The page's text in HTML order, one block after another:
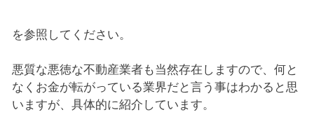
を参照してください。
悪質な悪徳な不動産業者も当然存在しますので、何と
なくお金が転がっている業界だと言う事はわかると思
いますが、具体的に紹介しています。